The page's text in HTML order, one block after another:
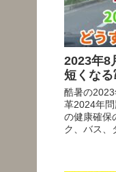
2023年8
短くなる
酷暑の
革2024年
の健康確保
ク、バス、